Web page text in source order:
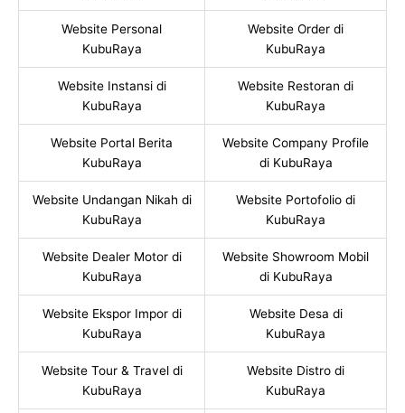
Website Personal
KubuRaya
Website Order di
KubuRaya
Website Instansi di
KubuRaya
Website Restoran di
KubuRaya
Website Portal Berita
KubuRaya
Website Company Profile
di KubuRaya
Website Undangan Nikah di
KubuRaya
Website Portofolio di
KubuRaya
Website Dealer Motor di
KubuRaya
Website Showroom Mobil
di KubuRaya
Website Ekspor Impor di
KubuRaya
Website Desa di
KubuRaya
Website Tour & Travel di
KubuRaya
Website Distro di
KubuRaya